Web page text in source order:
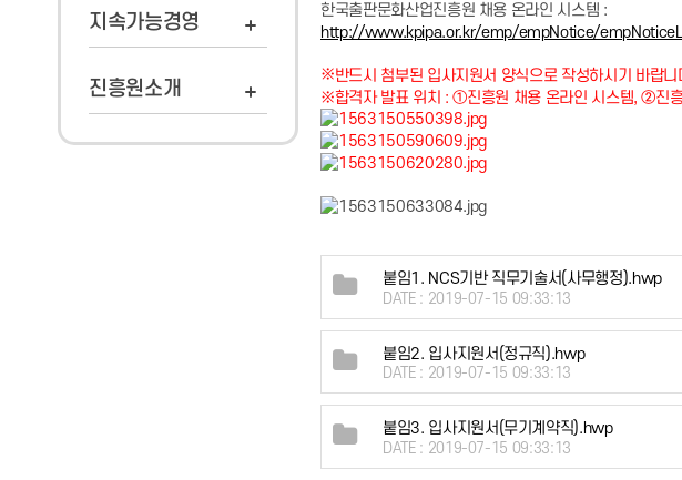
지속가능경영
진흥원소개
한국출판문화산업진흥원 채용 온라인 시스템 :
http://www.kpipa.or.kr/emp/empNotice/
※반드시 첨부된 입사지원서 양식으로 작성하시기 바랍니
※합격자 발표 위치 : ①진흥원 채용 온라인 시스템, ②진
붙임1. NCS기반 직무기술서(사무행정).hwp
DATE : 2019-07-15 09:33:13
붙임2. 입사지원서(정규직).hwp
DATE : 2019-07-15 09:33:13
붙임3. 입사지원서(무기계약직).hwp
DATE : 2019-07-15 09:33:13